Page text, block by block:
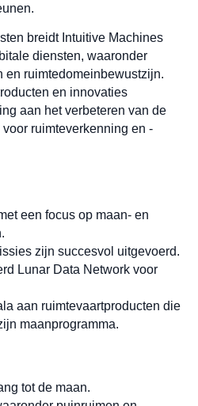
breidt Intuitive Machines
diensten, waaronder
en ruimtedomeinbewustzijn.
en innovaties
aan het verbeteren van de
ruimteverkenning en -
een focus op maan- en
zijn succesvol uitgevoerd.
Lunar Data Network voor
aan ruimtevaartproducten die
maanprogramma.
tot de maan.